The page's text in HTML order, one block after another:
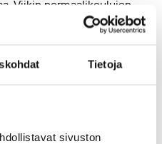
Tietoja
sivuston
Viikin normaalikoulujen
säätiön valtuuskunnan
jäsentä, talous- ja
Tuomi, Kvs-säätiö,